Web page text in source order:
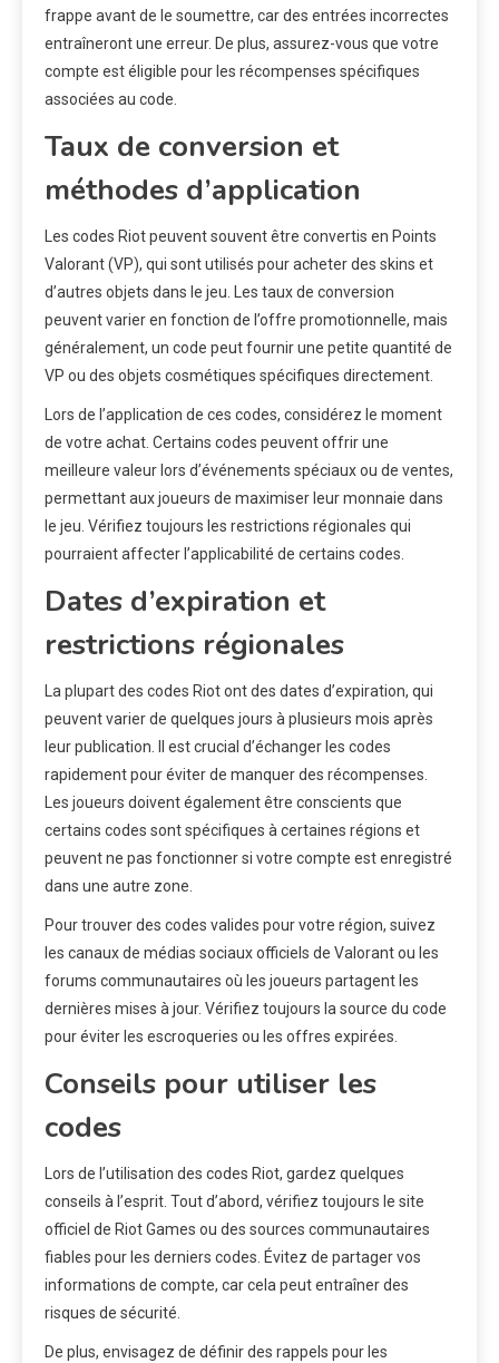
frappe avant de le soumettre, car des entrées incorrectes
entraîneront une erreur. De plus, assurez-vous que votre
compte est éligible pour les récompenses spécifiques
associées au code.
Taux de conversion et
méthodes d’application
Les codes Riot peuvent souvent être convertis en Points
Valorant (VP), qui sont utilisés pour acheter des skins et
d’autres objets dans le jeu. Les taux de conversion
peuvent varier en fonction de l’offre promotionnelle, mais
généralement, un code peut fournir une petite quantité de
VP ou des objets cosmétiques spécifiques directement.
Lors de l’application de ces codes, considérez le moment
de votre achat. Certains codes peuvent offrir une
meilleure valeur lors d’événements spéciaux ou de ventes,
permettant aux joueurs de maximiser leur monnaie dans
le jeu. Vérifiez toujours les restrictions régionales qui
pourraient affecter l’applicabilité de certains codes.
Dates d’expiration et
restrictions régionales
La plupart des codes Riot ont des dates d’expiration, qui
peuvent varier de quelques jours à plusieurs mois après
leur publication. Il est crucial d’échanger les codes
rapidement pour éviter de manquer des récompenses.
Les joueurs doivent également être conscients que
certains codes sont spécifiques à certaines régions et
peuvent ne pas fonctionner si votre compte est enregistré
dans une autre zone.
Pour trouver des codes valides pour votre région, suivez
les canaux de médias sociaux officiels de Valorant ou les
forums communautaires où les joueurs partagent les
dernières mises à jour. Vérifiez toujours la source du code
pour éviter les escroqueries ou les offres expirées.
Conseils pour utiliser les
codes
Lors de l’utilisation des codes Riot, gardez quelques
conseils à l’esprit. Tout d’abord, vérifiez toujours le site
officiel de Riot Games ou des sources communautaires
fiables pour les derniers codes. Évitez de partager vos
informations de compte, car cela peut entraîner des
risques de sécurité.
De plus, envisagez de définir des rappels pour les